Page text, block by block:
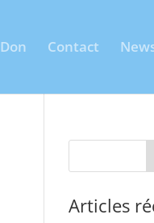
Don Contact
Articles